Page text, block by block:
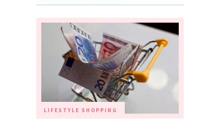
LIFESTYLE SHOPPING